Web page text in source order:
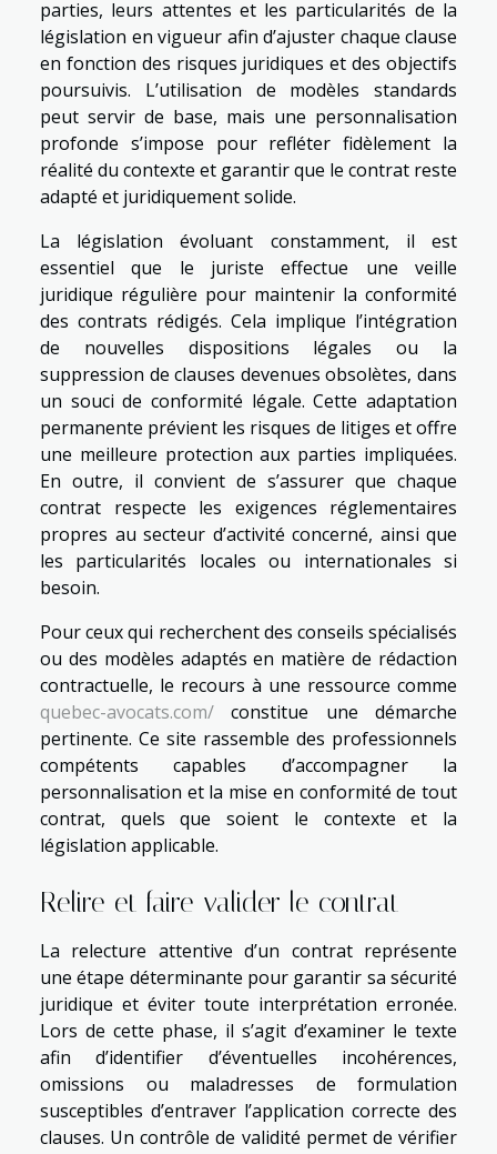
parties, leurs attentes et les particularités de la
législation en vigueur afin d’ajuster chaque clause
en fonction des risques juridiques et des objectifs
poursuivis. L’utilisation de modèles standards
peut servir de base, mais une personnalisation
profonde s’impose pour refléter fidèlement la
réalité du contexte et garantir que le contrat reste
adapté et juridiquement solide.
La législation évoluant constamment, il est
essentiel que le juriste effectue une veille
juridique régulière pour maintenir la conformité
des contrats rédigés. Cela implique l’intégration
de nouvelles dispositions légales ou la
suppression de clauses devenues obsolètes, dans
un souci de conformité légale. Cette adaptation
permanente prévient les risques de litiges et offre
une meilleure protection aux parties impliquées.
En outre, il convient de s’assurer que chaque
contrat respecte les exigences réglementaires
propres au secteur d’activité concerné, ainsi que
les particularités locales ou internationales si
besoin.
Pour ceux qui recherchent des conseils spécialisés
ou des modèles adaptés en matière de rédaction
contractuelle, le recours à une ressource comme
quebec-avocats.com/ constitue une démarche
pertinente. Ce site rassemble des professionnels
compétents capables d’accompagner la
personnalisation et la mise en conformité de tout
contrat, quels que soient le contexte et la
législation applicable.
Relire et faire valider le contrat
La relecture attentive d’un contrat représente
une étape déterminante pour garantir sa sécurité
juridique et éviter toute interprétation erronée.
Lors de cette phase, il s’agit d’examiner le texte
afin d’identifier d’éventuelles incohérences,
omissions ou maladresses de formulation
susceptibles d’entraver l’application correcte des
clauses. Un contrôle de validité permet de vérifier